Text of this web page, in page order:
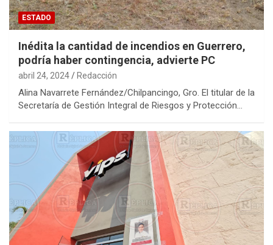
ESTADO
Inédita la cantidad de incendios en Guerrero,
podría haber contingencia, advierte PC
abril 24, 2024 Redacción
Alina Navarrete Fernández/Chilpancingo, Gro. El titular de la
Secretaría de Gestión Integral de Riesgos y Protección…